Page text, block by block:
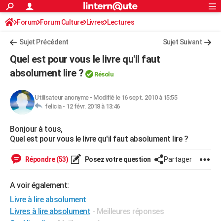
ACTUALITÉS
Politique
Société
Faits Divers
Education
Monde
Villes
+
Programme TV
Streaming
Cinéma
Sorties cinéma
Musique
FINANCE
Retraite
Impôts
Epargne
Immobilier
Risques naturels par ville
Banque
Assurance
Crédit
AUTO
Essais
Réserver un essai
Citadines
Berlines
SUV
Forum auto
+HIGH-TECH
Mobiles
Meilleur smartphone
Internet
Ordinateurs
Jeux vidéo
Guide high-tech
BRICOLAGE
WEEK-END
Art de vivre
Bien-être
Loisirs
Mode
Modes de vie
Alimentation
Guide de la santé
Maladies
Médicaments
Sommeil
VOYAGE
S'inscrire
Connexion
Forum Forum Culture Livres Lectures
Sujet Précédent Sujet Suivant
Quel est pour vous le livre qu'il faut
absolument lire ?
Résolu
Utilisateur anonyme- Modifié le 16 sept. 2010 à 15:55
felicia - 12 févr. 2018 à 13:46
Bonjour à tous,
Quel est pour vous le livre qu'il faut absolument lire ?
Répondre (53) Posez votre question Partager
A voir également:
Livre à lire absolument
Livres à lire absolument - Meilleures réponses